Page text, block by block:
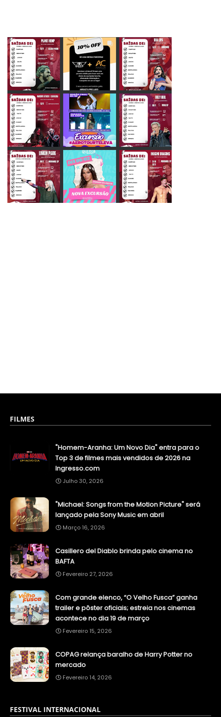
FILMES
"Homem-Aranha: Um Novo Dia" entra para o
Top 3 de filmes mais vendidos de 2026 na
Ingresso.com
Julho 30, 2026
"Michael: Songs from the Motion Picture" será
lançado pela Sony Music em abril
Março 16, 2026
Casillero del Diablo brinda pelo cinema no
BAFTA
Fevereiro 27, 2026
Com grande elenco, “O Velho Fusca” ganha
trailer e pôster oficiais; estreia nos cinemas
acontece no dia 19 de março
Fevereiro 15, 2026
COPAG relança baralho de Harry Potter no
mercado
Fevereiro 14, 2026
FESTIVAL INTERNACIONAL